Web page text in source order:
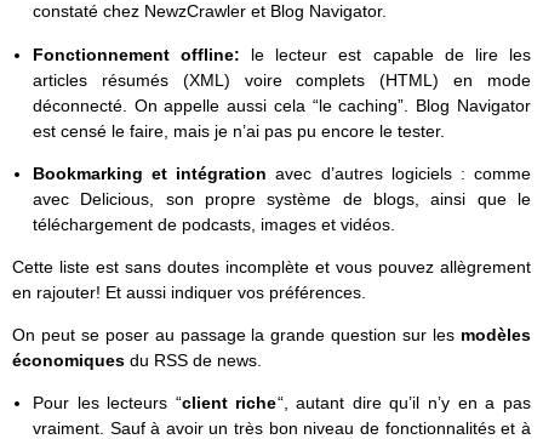
constaté chez NewzCrawler et Blog Navigator.
Fonctionnement offline: le lecteur est capable de lire les
articles résumés (XML) voire complets (HTML) en mode
déconnecté. On appelle aussi cela “le caching”. Blog Navigator
est censé le faire, mais je n’ai pas pu encore le tester.
Bookmarking et intégrationavec d’autres logiciels : comme
avec Delicious, son propre système de blogs, ainsi que le
téléchargement de podcasts, images et vidéos.
Cette liste est sans doutes incomplète et vous pouvez allègrement
en rajouter! Et aussi indiquer vos préférences.
On peut se poser au passage la grande question sur les modèles
économiques du RSS de news.
Pour les lecteurs “client riche“, autant dire qu’il n’y en a pas
vraiment. Sauf à avoir un très bon niveau de fonctionnalités et à